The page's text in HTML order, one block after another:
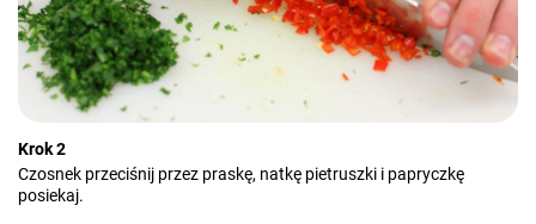
Krok 2
Czosnek przeciśnij przez praskę, natkę pietruszki i papryczkę
posiekaj.